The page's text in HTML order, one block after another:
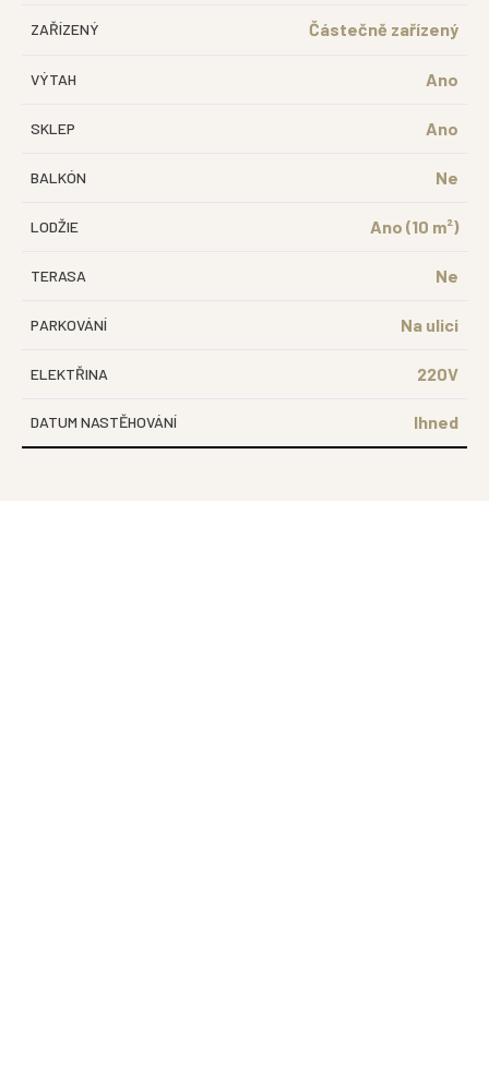
ZAŘÍZENÝ Částečně zařízený
VÝTAH Ano
SKLEP Ano
BALKÓN Ne
LODŽIE Ano (10 m²)
TERASA Ne
PARKOVÁNÍ Na ulici
ELEKTŘINA 220V
DATUM NASTĚHOVÁNÍ Ihned